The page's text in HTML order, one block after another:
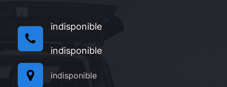
indisponible
indisponible
indisponible